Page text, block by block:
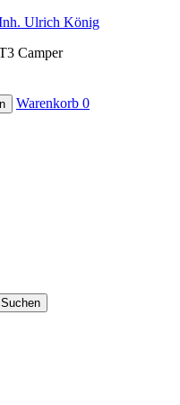
Camper
Warenkorb 0